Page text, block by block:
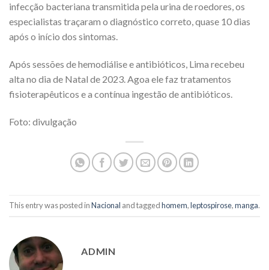
infecção bacteriana transmitida pela urina de roedores, os
especialistas traçaram o diagnóstico correto, quase 10 dias
após o início dos sintomas.
Após sessões de hemodiálise e antibióticos, Lima recebeu
alta no dia de Natal de 2023. Agoa ele faz tratamentos
fisioterapêuticos e a contínua ingestão de antibióticos.
Foto: divulgação
This entry was posted inNacional and taggedhomem,leptospirose,manga.
ADMIN